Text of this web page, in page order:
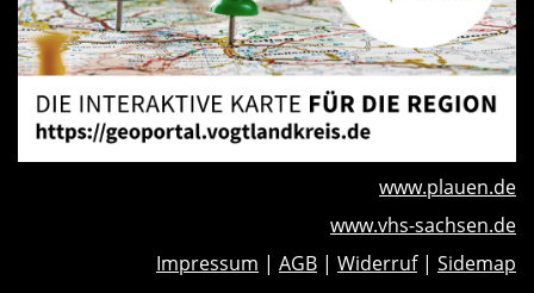
www.plauen.de
www.vhs-sachsen.de
Impressum | AGB | Widerruf| Sidemap